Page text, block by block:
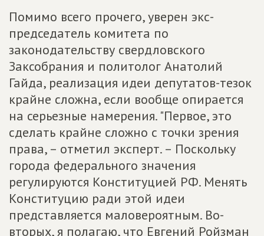
Помимо всего прочего, уверен экс-
председатель комитета по
законодательству свердловского
Заксобрания и политолог Анатолий
Гайда, реализация идеи депутатов-тезок
крайне сложна, если вообще опирается
на серьезные намерения. "Первое, это
сделать крайне сложно с точки зрения
права, – отметил эксперт. – Поскольку
города федерального значения
регулируются Конституцией РФ. Менять
Конституцию ради этой идеи
представляется маловероятным. Во-
вторых, я полагаю, что Евгений Ройзман